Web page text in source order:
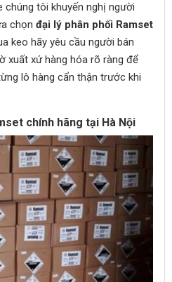
chúng tôi khuyến nghị người
chọn đại lý phân phối Ramset
keo hãy yêu cầu người bán
xuất xứ hàng hóa rõ ràng để
lô hàng cẩn thận trước khi
chính hãng tại Hà Nội